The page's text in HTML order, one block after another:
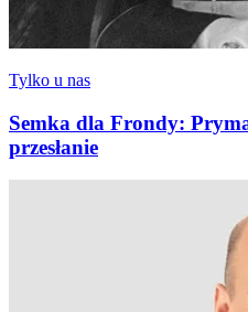
Tylko u nas
Semka dla Frondy:
przesłanie